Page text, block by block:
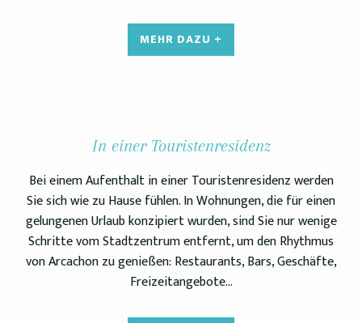
MEHR DAZU +
In einer Touristenresidenz
Bei einem Aufenthalt in einer Touristenresidenz werden
Sie sich wie zu Hause fühlen. In Wohnungen, die für einen
gelungenen Urlaub konzipiert wurden, sind Sie nur wenige
Schritte vom Stadtzentrum entfernt, um den Rhythmus
von Arcachon zu genießen: Restaurants, Bars, Geschäfte,
Freizeitangebote…